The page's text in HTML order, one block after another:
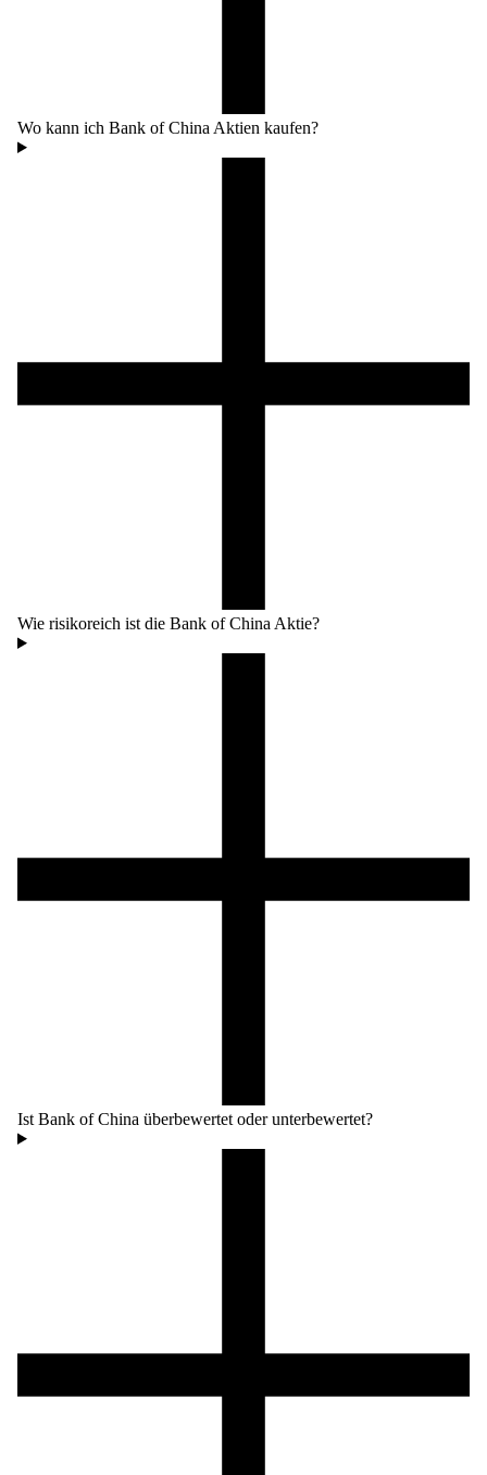
Wo kann ich Bank of China Aktien kaufen?
Wie risikoreich ist die Bank of China Aktie?
Ist Bank of China überbewertet oder unterbewertet?